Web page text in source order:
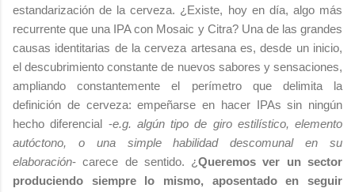
estandarización de la cerveza. ¿Existe, hoy en día, algo más
recurrente que una IPA con Mosaic y Citra? Una de las grandes
causas identitarias de la cerveza artesana es, desde un inicio,
el descubrimiento constante de nuevos sabores y sensaciones,
ampliando constantemente el perímetro que delimita la
definición de cerveza: empeñarse en hacer IPAs sin ningún
hecho diferencial -e.g. algún tipo de giro estilístico, elemento
autóctono, o una simple habilidad descomunal en su
elaboración- carece de sentido. ¿Queremos ver un sector
produciendo siempre lo mismo, aposentado en seguir